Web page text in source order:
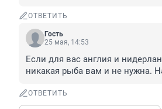
ОТВЕТИТЬ
Гость
25 мая, 14:53
Если для вас англия и
никакая рыба вам и не нужна.
ОТВЕТИТЬ